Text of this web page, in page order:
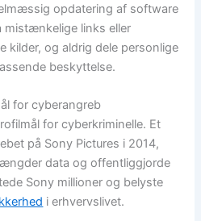
opdatering af software
mistænkelige links eller
kilder, og aldrig dele personlige
beskyttelse.
for cyberangreb
for cyberkriminelle. Et
på Sony Pictures i 2014,
data og offentliggjorde
Sony millioner og belyste
i erhvervslivet.